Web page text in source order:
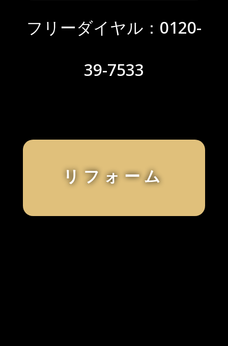
フリーダイヤル：0120-
39-7533
リフォーム